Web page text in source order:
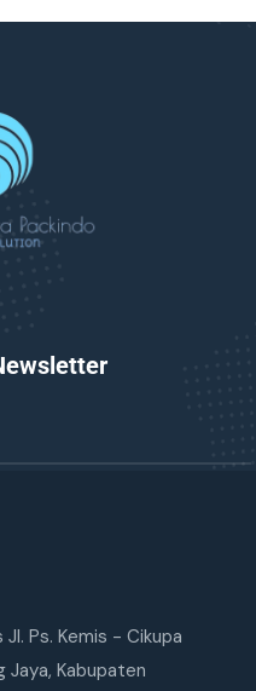
Ps. Kemis - Cikupa
Jaya, Kabupaten